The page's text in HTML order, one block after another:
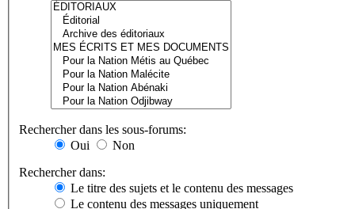
Rechercher dans les sous-forums:
Oui
Non
Rechercher dans:
Le titre des sujets et le contenu des messages
Le contenu des messages uniquement